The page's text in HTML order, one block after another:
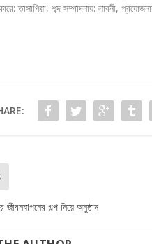
তাসাপিয়া, শব্দ সম্পাদনায়: লাবনী,
গল্প নিয়ে অনুষ্ঠান